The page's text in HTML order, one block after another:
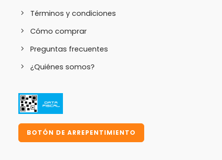
Términos y condiciones
Cómo comprar
Preguntas frecuentes
¿Quiénes somos?
BOTÓN DE ARREPENTIMIENTO